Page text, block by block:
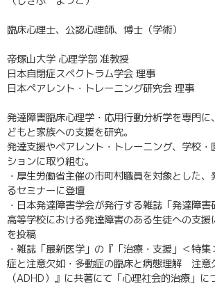
臨床心理士、公認心理師、博士（学術）
帝塚山大学 心理学部 准教授
日本自閉症スペクトラム学会 理事
日本ペアレント・トレーニング研究会 理事
発達障害臨床心理学・応用行動分析学を専門
どもと家族への支援を研究。
発達支援やペアレント・トレーニング、学校・
ションに取り組む。
・厚生労働省主催の市町村職員を対象とした
るセミナーに登壇
・日本発達障害学会が発行する雑誌「発達障
高等学校における発達障害のある生徒への支援
を投稿
・雑誌「最新医学」の『「治療・支援」＜特
症と注意欠如・多動症の臨床と病態理解 注意
（ADHD）』に共著にて「心理社会的治療」に